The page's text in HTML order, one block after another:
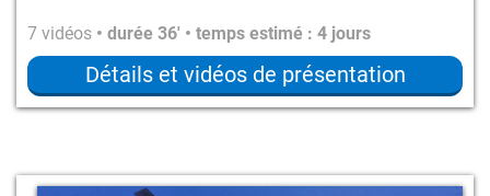
7 vidéos • durée 36' • temps estimé : 4 jours
Détails et vidéos de présentation